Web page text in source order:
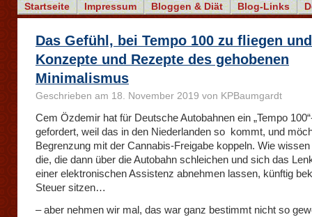
Startseite Impressum Bloggen & Diät Blog-Links
Das Gefühl, bei Tempo 100 zu fliegen
Konzepte und Rezepte des gehobenen
Minimalismus
Geschrieben am 18. November 2019 von KPBaumgardt
Cem Özdemir hat für Deutsche Autobahnen ein „Tempo
gefordert, weil das in den Niederlanden so kommt, und
Begrenzung mit der Cannabis-Freigabe koppeln. Wie
die, die dann über die Autobahn schleichen und sich das
einer elektronischen Assistenz abnehmen lassen, künftig
Steuer sitzen…
– aber nehmen wir mal, das war ganz bestimmt nicht so